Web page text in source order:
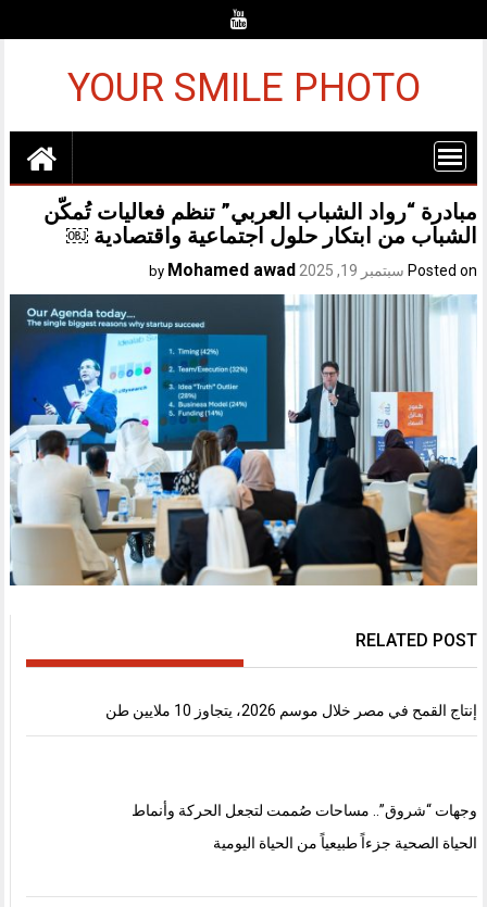
YOUR SMILE PHOTO
مبادرة “رواد الشباب العربي” تنظم فعاليات تُمكّن
الشباب من ابتكار حلول اجتماعية واقتصادية ￼
Posted on سبتمبر 19, 2025 Mohamed awad
RELATED POST
إنتاج القمح في مصر خلال موسم 2026، يتجاوز 10 ملايين طن
وجهات “شروق”.. مساحات صُممت لتجعل الحركة وأنماط
الحياة الصحية جزءاً طبيعياً من الحياة اليومية